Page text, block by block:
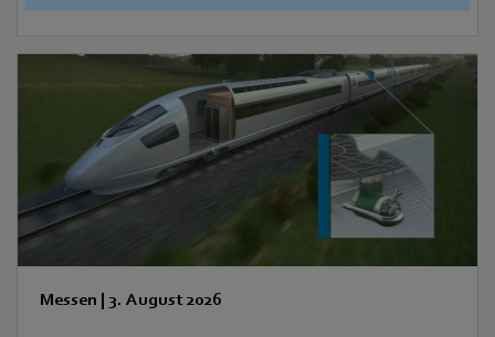
Messen | 3. August 2026